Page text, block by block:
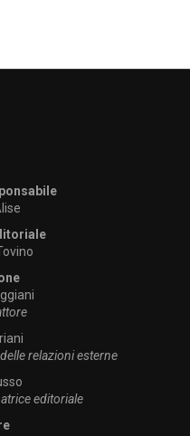
relazioni esterne
editoriale